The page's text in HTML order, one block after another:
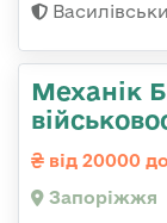
Механік
від 20000
Запоріжжя